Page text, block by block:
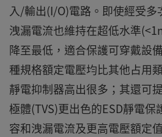
入/輸出(I/O)電路。即使經受多
洩漏電流也維持在超低水準
降至最低，適合保護可穿戴設
種規格額定電壓均比其他占用
靜電抑制器高出很多；其還可
極體(TVS)更出色的ESD靜電
容和洩漏電流及更高電壓額定